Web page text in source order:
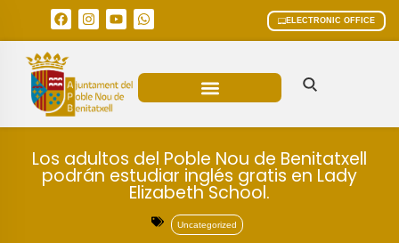
ELECTRONIC OFFICE
Los adultos del Poble Nou de Benitatxell
podrán estudiar inglés gratis en Lady
Elizabeth School.
Uncategorized